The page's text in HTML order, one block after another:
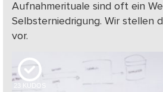
Aufnahmerituale sind oft ein
Selbsterniedrigung. Wir stellen
vor.
23 KUDOS